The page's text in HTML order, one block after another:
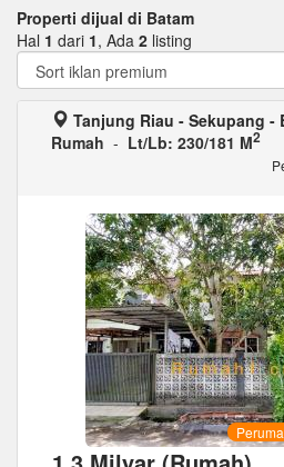
Properti dijual di Batam
Hal 1 dari 1, Ada 2 listing
Tanjung Riau - Sekupang -
Rumah - Lt/Lb: 230/181 M2